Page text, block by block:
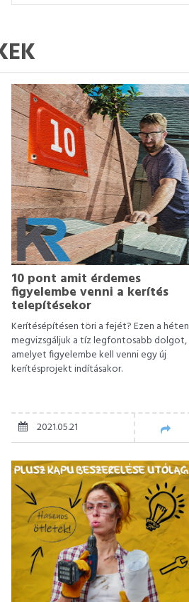
10 pont amit érdemes
figyelembe venni a kerítés
telepítésekor
Kerítésépítésen töri a fejét? Ezen a héten
megvizsgáljuk a tíz legfontosabb dolgot,
amelyet figyelembe kell venni egy új
kerítésprojekt indításakor.
2021.05.21